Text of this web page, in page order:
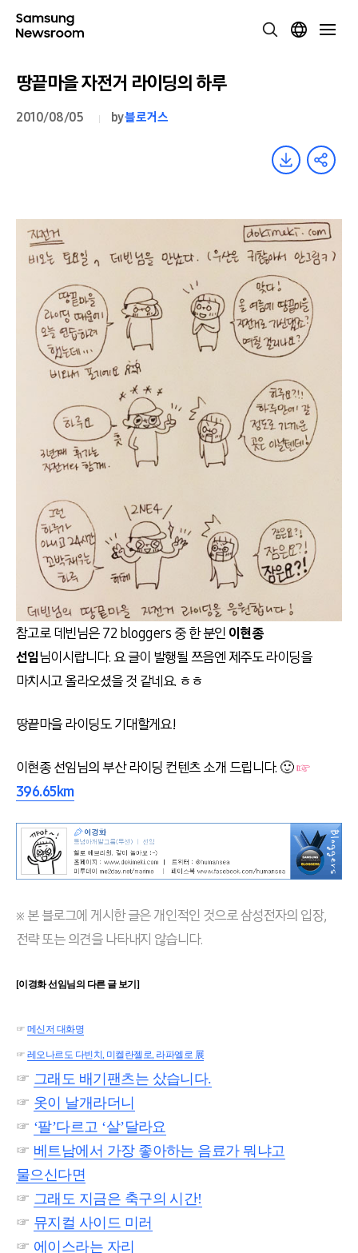
땅끝마을 자전거 라이딩의 하루
2010/08/05 by블로거스
참고로 데빈님은 72 bloggers 중 한 분인 이현종
선임님이시랍니다. 요 글이 발행될 쯔음엔 제주도 라이딩을
마치시고 올라오셨을 것 같네요. ㅎㅎ
땅끝마을 라이딩도 기대할게요!
이현종 선임님의 부산 라이딩 컨텐츠 소개 드립니다. 🙂☞
396.65km
※ 본 블로그에 게시한 글은 개인적인 것으로 삼성전자의 입장,
전략 또는 의견을 나타내지 않습니다.
[이경화 선임님의 다른 글 보기]
☞ 메신저 대화명
☞ 레오나르도 다빈치, 미켈란젤로, 라파엘로 展
☞ 그래도 배기팬츠는 샀습니다.
☞ 옷이 날개라더니
☞ ‘팔’다르고 ‘살’달라요
☞ 베트남에서 가장 좋아하는 음료가 뭐냐고
물으신다면
☞ 그래도 지금은 축구의 시간!
☞ 뮤지컬 사이드 미러
☞ 에이스라는 자리